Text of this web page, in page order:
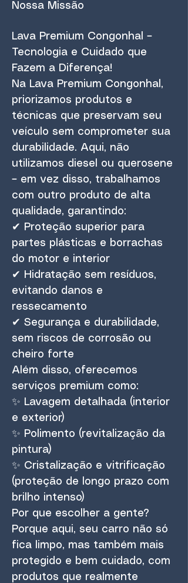
Nossa Missão
Lava Premium Congonhal –
Tecnologia e Cuidado que
Fazem a Diferença!
Na Lava Premium Congonhal,
priorizamos produtos e
técnicas que preservam seu
veículo sem comprometer sua
durabilidade. Aqui, não
utilizamos diesel ou querosene
– em vez disso, trabalhamos
com outro produto de alta
qualidade, garantindo:
✔ Proteção superior para
partes plásticas e borrachas
do motor e interior
✔ Hidratação sem resíduos,
evitando danos e
ressecamento
✔ Segurança e durabilidade,
sem riscos de corrosão ou
cheiro forte
Além disso, oferecemos
serviços premium como:
✨ Lavagem detalhada (interior
e exterior)
✨ Polimento (revitalização da
pintura)
✨ Cristalização e vitrificação
(proteção de longo prazo com
brilho intenso)
Por que escolher a gente?
Porque aqui, seu carro não só
fica limpo, mas também mais
protegido e bem cuidado, com
produtos que realmente